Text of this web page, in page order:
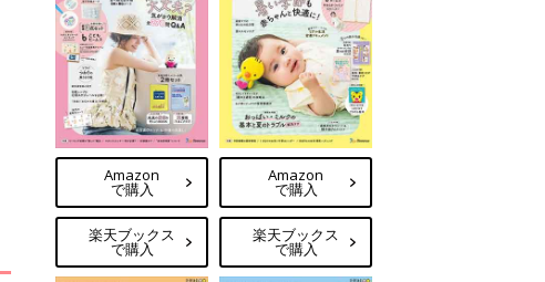
Amazon
で購入
楽天ブックス
で購入
Amazon
で購入
楽天ブックス
で購入